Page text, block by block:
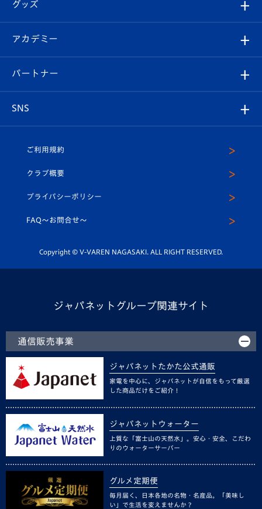
チケット
イベント
メディア
ホームタウン
スタッフプロフィール
マスコット紹介
平和祈念活動
ホームタウン活動
Revive Team
ヴィヴィくんの長崎おもてなしガイド
フォトギャラリー
スタジアムグルメ
V-LOVERS（ファンクラブ）
プレイヤーズスイート
グッズ
オンラインショップ
店舗情報
アカデミー
育成からのお知らせ
U-18
スクール
パートナー
SNS
ヴィヴィくんインスタグラム
公式LINE＠
ご利用規約
クラブ概要
プライバシーポリシー
FAQ〜お問合せ〜
Copyright © V-VAREN NAGASAKI. ALL RIGHT RESERVED.
ジャパネットグループ関連サイト
通信販売事業
ジャパネットたかた公式通販
家電を中心に、ジャパネットが自信をもって厳選
した商品だけをご紹介！
ジャパネットウォーター
上質な「富士山の天然水」。安心・安全、こだわ
りのウォーターサーバー
グルメ定期便
毎月届く、日本各地の名物・名産品。「美味し
い」で生活を変えませんか？